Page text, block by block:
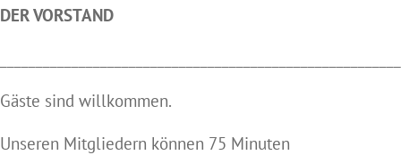
DER VORSTAND
Gäste sind willkommen.
Unseren Mitgliedern können 75 Minuten